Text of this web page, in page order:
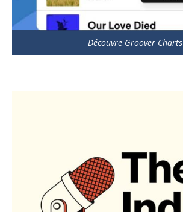
Découvre Groover Charts